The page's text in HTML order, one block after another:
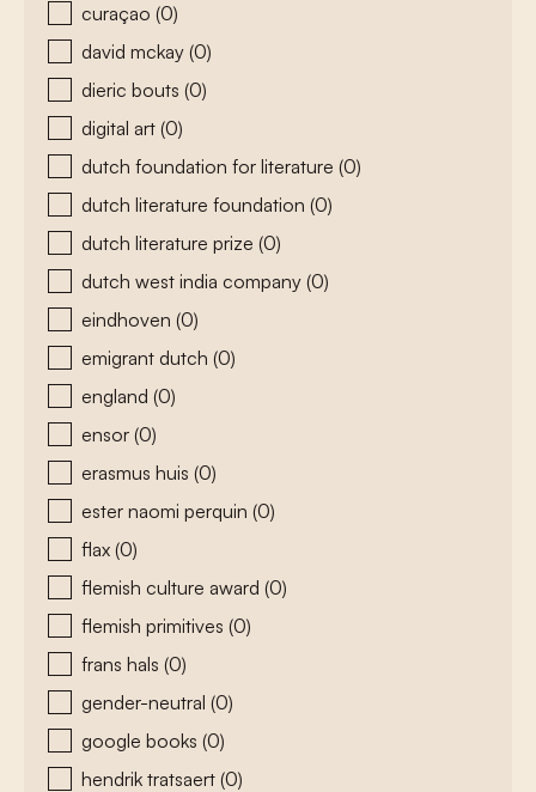
curaçao (0)
david mckay (0)
dieric bouts (0)
digital art (0)
dutch foundation for literature (0)
dutch literature foundation (0)
dutch literature prize (0)
dutch west india company (0)
eindhoven (0)
emigrant dutch (0)
england (0)
ensor (0)
erasmus huis (0)
ester naomi perquin (0)
flax (0)
flemish culture award (0)
flemish primitives (0)
frans hals (0)
gender-neutral (0)
google books (0)
hendrik tratsaert (0)